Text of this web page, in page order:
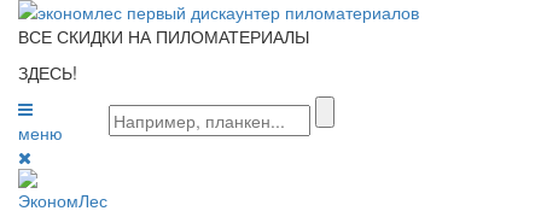
ВСЕ СКИДКИ НА ПИЛОМАТЕРИАЛЫ
ЗДЕСЬ!
меню